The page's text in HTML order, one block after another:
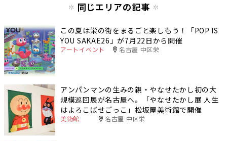
同じエリアの記事
この夏は栄の街をまるごと楽しもう！「POP IS
YOU SAKAE26」が7月22日から開催
アートイベント 名古屋 中区栄
アンパンマンの生みの親・やなせたかし初の大
規模巡回展が名古屋へ。「やなせたかし展 人生
はよろこばせごっこ」松坂屋美術館で開催
美術館 名古屋 中区栄